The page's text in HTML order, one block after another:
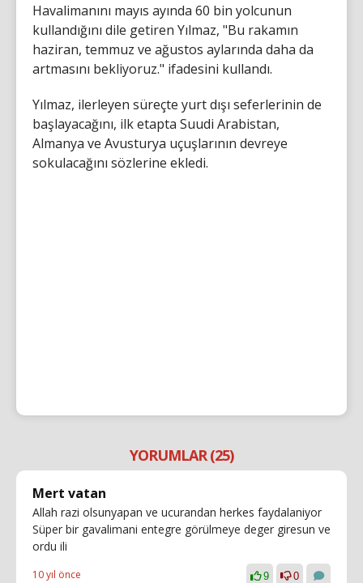
Havalimanını mayıs ayında 60 bin yolcunun
kullandığını dile getiren Yılmaz, "Bu rakamın
haziran, temmuz ve ağustos aylarında daha da
artmasını bekliyoruz." ifadesini kullandı.
Yılmaz, ilerleyen süreçte yurt dışı seferlerinin de
başlayacağını, ilk etapta Suudi Arabistan,
Almanya ve Avusturya uçuşlarının devreye
sokulacağını sözlerine ekledi.
YORUMLAR (25)
Mert vatan
Allah razi olsunyapan ve ucurandan herkes faydalaniyor
Süper bir gavalimani entegre görülmeye deger giresun ve
ordu ili
10 yıl önce 9 0